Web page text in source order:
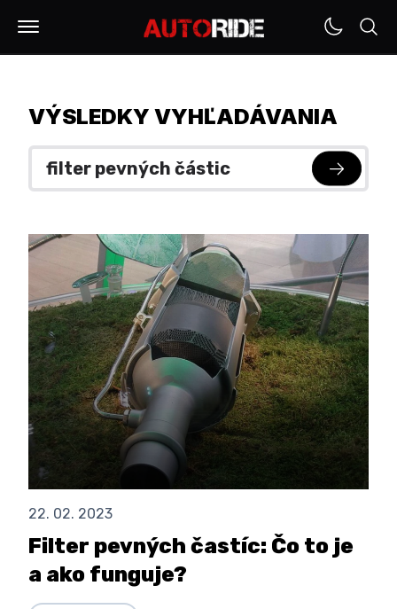
VÝSLEDKY VYHĽADÁVANIA
22. 02. 2023
Filter pevných častíc: Čo to je
a ako funguje?